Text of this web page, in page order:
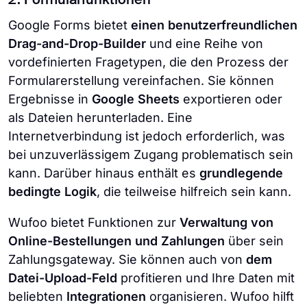
Google Forms bietet einen benutzerfreundlichen
Drag-and-Drop-Builder und eine Reihe von
vordefinierten Fragetypen, die den Prozess der
Formularerstellung vereinfachen. Sie können
Ergebnisse in Google Sheets exportieren oder
als Dateien herunterladen. Eine
Internetverbindung ist jedoch erforderlich, was
bei unzuverlässigem Zugang problematisch sein
kann. Darüber hinaus enthält es grundlegende
bedingte Logik, die teilweise hilfreich sein kann.
Wufoo bietet Funktionen zur Verwaltung von
Online-Bestellungen und Zahlungen über sein
Zahlungsgateway. Sie können auch von dem
Datei-Upload-Feld profitieren und Ihre Daten mit
beliebten Integrationen organisieren. Wufoo hilft